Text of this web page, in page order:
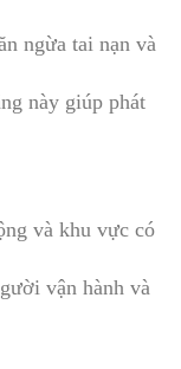
ngừa tai nạn và
này giúp phát
và khu vực có
vận hành và